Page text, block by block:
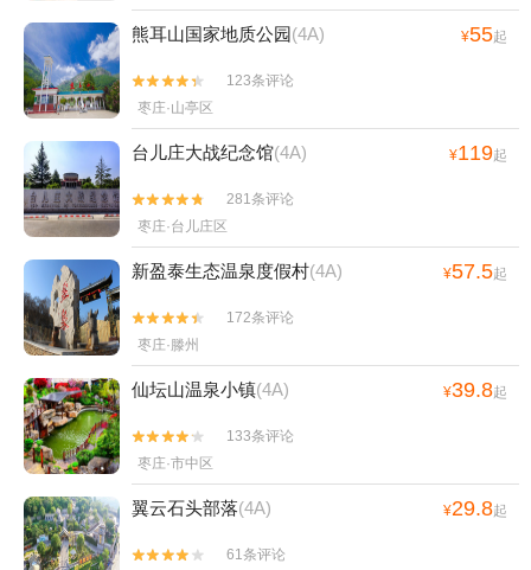
熊耳山国家地质公园(4A) ¥55起


123条评论
枣庄·山亭区
台儿庄大战纪念馆(4A) ¥119起


281条评论
枣庄·台儿庄区
新盈泰生态温泉度假村(4A) ¥57.5起


172条评论
枣庄·滕州
仙坛山温泉小镇(4A) ¥39.8起


133条评论
枣庄·市中区
翼云石头部落(4A) ¥29.8起

 61条评论